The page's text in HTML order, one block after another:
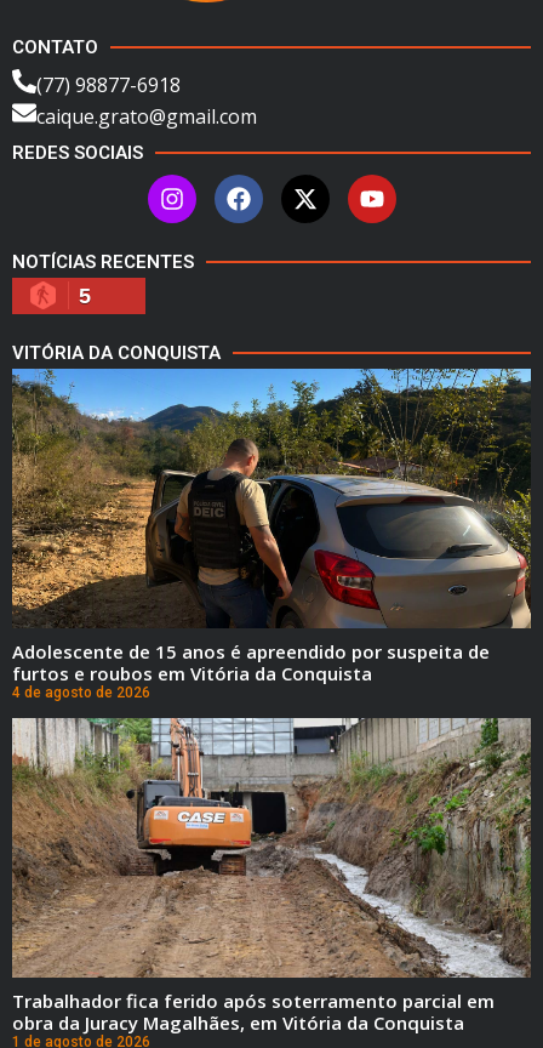
CONTATO
(77) 98877-6918
caique.grato@gmail.com
REDES SOCIAIS
NOTÍCIAS RECENTES
5
VITÓRIA DA CONQUISTA
Adolescente de 15 anos é apreendido por suspeita de
furtos e roubos em Vitória da Conquista
4 de agosto de 2026
Trabalhador fica ferido após soterramento parcial em
obra da Juracy Magalhães, em Vitória da Conquista
1 de agosto de 2026